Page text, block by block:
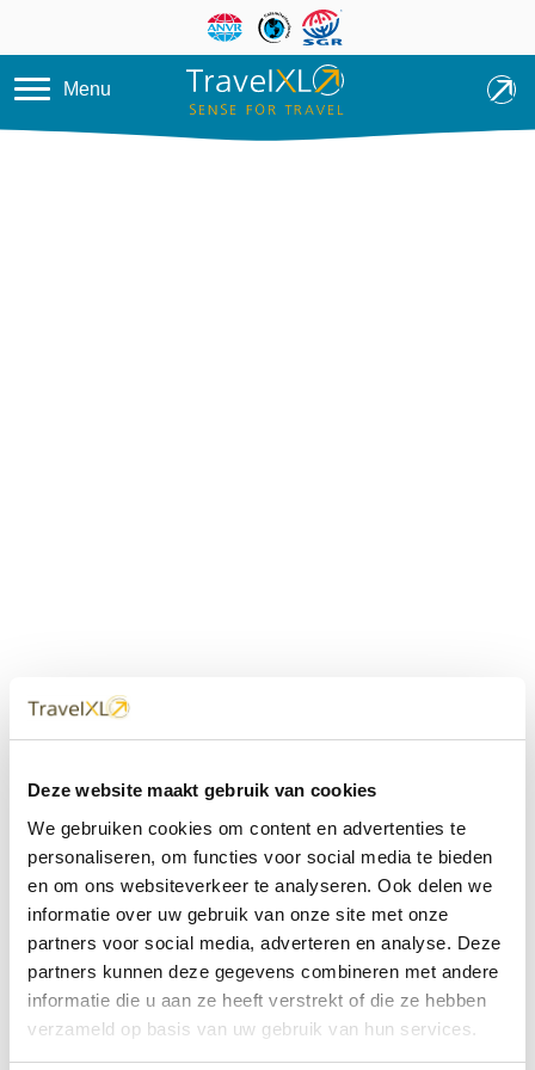
Deze website maakt gebruik van cookies
We gebruiken cookies om content en advertenties te
personaliseren, om functies voor social media te bieden
en om ons websiteverkeer te analyseren. Ook delen we
informatie over uw gebruik van onze site met onze
partners voor social media, adverteren en analyse. Deze
partners kunnen deze gegevens combineren met andere
informatie die u aan ze heeft verstrekt of die ze hebben
verzameld op basis van uw gebruik van hun services.
Overslaan en naar de inhoud
Menu
dichtbij
Met 60+ verkooppunten in Nederland en België staan wij
met onze XL Travelcenters, mobiele reisadviseurs van
TravelXL@Home en deze website altijd voor uw vakantie
klaar.
• Ontzorgen van A-Z • Onafhankelijk advies • Maatwerk •
Bespaar tijd en stress
TravelXLreisbureau's